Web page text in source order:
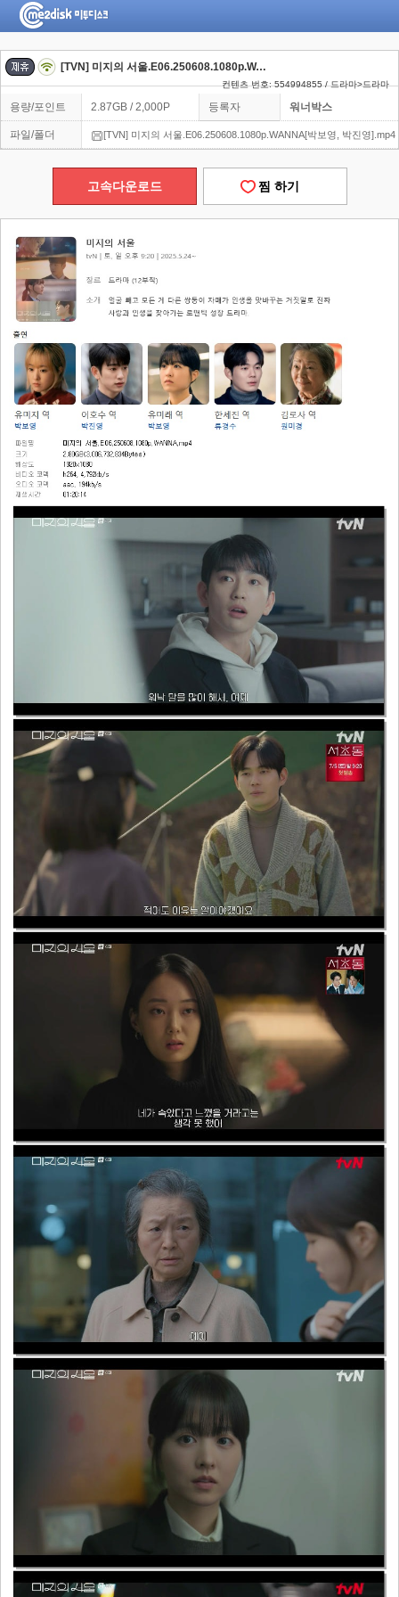
[TVN] 미지의 서울.E06.250608.1080p.WANNA[박보영, 박진영]
컨텐츠 번호: 554994855 / 드라마>드라마
용량/포인트 2.87GB / 2,000P 등록자 워너박스
파일/폴더 [TVN] 미지의 서울.E06.250608.1080p.WANNA[박보영, 박진영].mp4
고속다운로드 찜 하기